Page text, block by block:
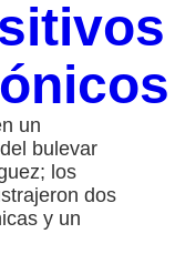
un
bulevar
los
dos
y un